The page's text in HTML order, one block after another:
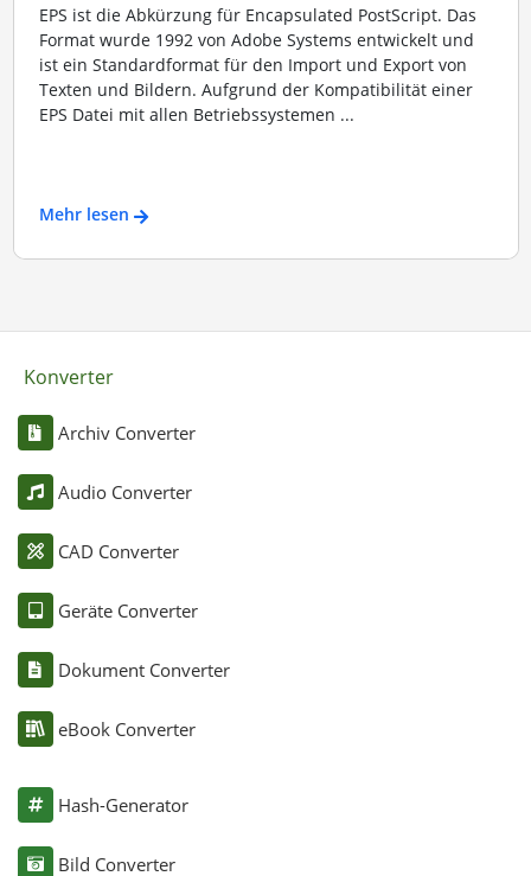
EPS ist die Abkürzung für Encapsulated PostScript. Das
Format wurde 1992 von Adobe Systems entwickelt und
ist ein Standardformat für den Import und Export von
Texten und Bildern. Aufgrund der Kompatibilität einer
EPS Datei mit allen Betriebssystemen ...
Mehr lesen
Konverter
Archiv Converter
Audio Converter
CAD Converter
Geräte Converter
Dokument Converter
eBook Converter
Hash-Generator
Bild Converter